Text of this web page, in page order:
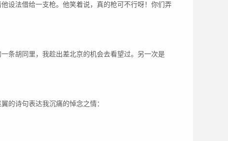
设法借给一支枪。他笑着说，真的枪可不行呀！你们弄
条胡同里，我趁出差北京的机会去看望过。另一次是
的诗句表达我沉痛的悼念之情：